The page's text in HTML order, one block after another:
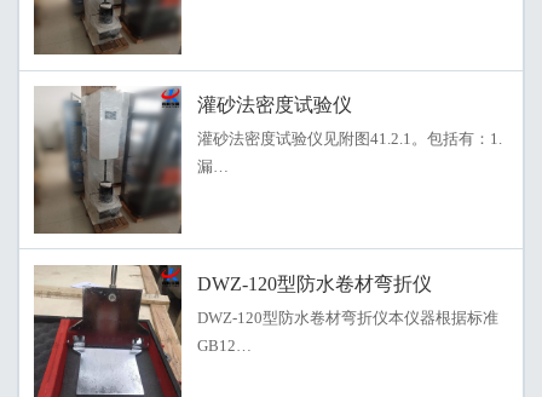
灌砂法密度试验仪
灌砂法密度试验仪见附图41.2.1。包括有：1.
漏…
DWZ-120型防水卷材弯折仪
DWZ-120型防水卷材弯折仪本仪器根据标准
GB12…